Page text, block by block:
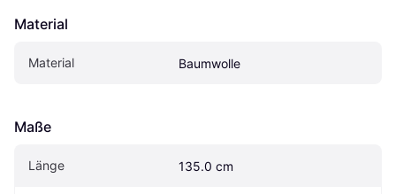
Material
Material Baumwolle
Maße
Länge 135.0 cm